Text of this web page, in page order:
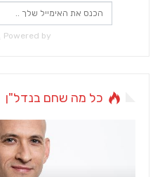
Powered by
כל מה שחם בנדל"ן